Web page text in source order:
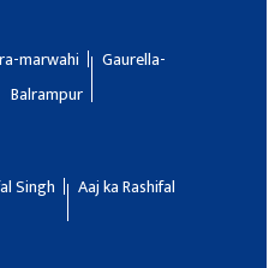
marwahi
Gaurella-
Balrampur
Singh
Aaj ka Rashifal